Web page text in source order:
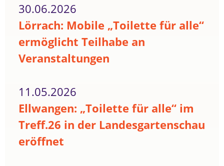
30.06.2026
Lörrach: Mobile „Toilette für alle“
ermöglicht Teilhabe an
Veranstaltungen
11.05.2026
Ellwangen: „Toilette für alle“ im
Treff.26 in der Landesgartenschau
eröffnet